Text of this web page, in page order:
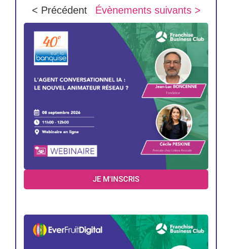
< Précédent Évènements suivants >
JE M'INSCRIS